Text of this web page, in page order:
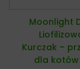
Moonlight
Kurczak –
dla